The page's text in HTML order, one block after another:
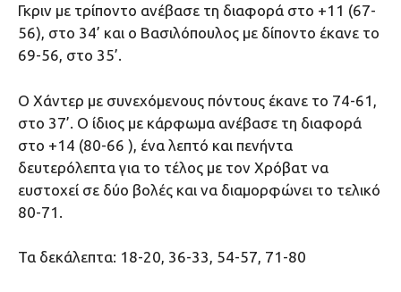
Γκριν με τρίποντο ανέβασε τη διαφορά στο +11 (67-
56), στο 34’ και ο Βασιλόπουλος με δίποντο έκανε το
69-56, στο 35’.
Ο Χάντερ με συνεχόμενους πόντους έκανε το 74-61,
στο 37’. Ο ίδιος με κάρφωμα ανέβασε τη διαφορά
στο +14 (80-66 ), ένα λεπτό και πενήντα
δευτερόλεπτα για το τέλος με τον Χρόβατ να
ευστοχεί σε δύο βολές και να διαμορφώνει το τελικό
80-71.
Τα δεκάλεπτα: 18-20, 36-33, 54-57, 71-80